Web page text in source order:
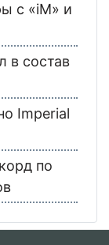
с «iM» и
в состав
Imperial
по